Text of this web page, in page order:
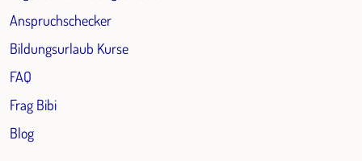
Anspruchschecker
Bildungsurlaub Kurse
FAQ
Frag Bibi
Blog